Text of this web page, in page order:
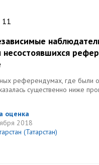
11
несостоявшихся
референдумах, где были
существенно ниже
оценка
2018
(Татарстан)